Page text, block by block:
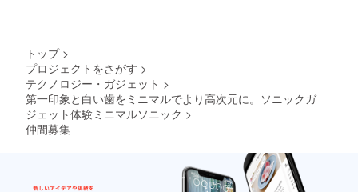
トップ >
プロジェクトをさがす >
テクノロジー・ガジェット >
第一印象と白い歯をミニマルでより高次元に。ソニックガ
ジェット体験ミニマルソニック >
仲間募集